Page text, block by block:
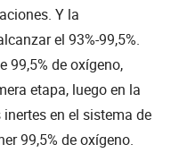
Y la
el 93%-99,5%.
99,5% de oxígeno,
etapa, luego en la
en el sistema de
99,5% de oxígeno.